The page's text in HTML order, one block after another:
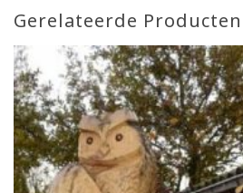
Gerelateerde Producten